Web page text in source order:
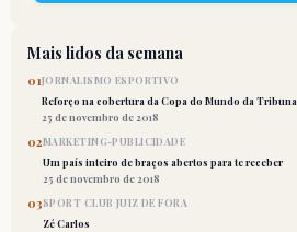
Mais lidos da semana
01JORNALISMO ESPORTIVO
Reforço na cobertura da Copa do Mundo da Tribuna
25 de novembro de 2018
02MARKETING-PUBLICIDADE
Um país inteiro de braços abertos para te receber
25 de novembro de 2018
03SPORT CLUB JUIZ DE FORA
Zé Carlos